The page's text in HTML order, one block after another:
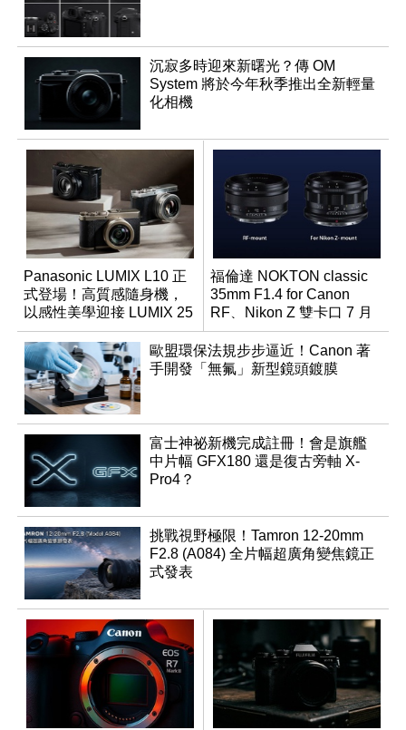
沉寂多時迎來新曙光？傳 OM
System 將於今年秋季推出全新輕量
化相機
Panasonic LUMIX L10 正
式登場！高質感隨身機，
以感性美學迎接 LUMIX 25
週年
福倫達 NOKTON classic
35mm F1.4 for Canon
RF、Nikon Z 雙卡口 7 月
同步登台
歐盟環保法規步步逼近！Canon 著
手開發「無氟」新型鏡頭鍍膜
富士神祕新機完成註冊！會是旗艦
中片幅 GFX180 還是復古旁軸 X-
Pro4？
挑戰視野極限！Tamron 12-20mm
F2.8 (A084) 全片幅超廣角變焦鏡正
式發表